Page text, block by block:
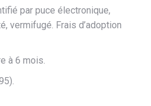
par puce électronique,
vermifugé. Frais d’adoption
à 6 mois.